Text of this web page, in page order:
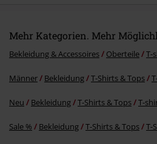
Mehr Kategorien. Mehr
Bekleidung & Accessoires Oberteile T-
Männer Bekleidung T-Shirts & Tops
Neu Bekleidung T-Shirts & Tops T-
Sale % Bekleidung T-Shirts & Tops T-